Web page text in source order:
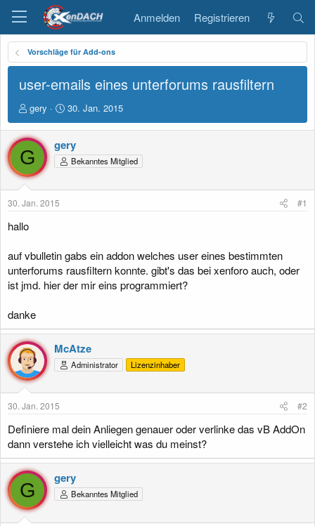
Anmelden Registrieren
Vorschläge für Add-ons
user-emails eines unterforums rausfiltern
E
r
s
t
e
l
l
r
gery
E
r
s
t
e
l
30. Jan. 2015
G
gery
Bekanntes Mitglied
30. Jan. 2015 #1
hallo
auf vbulletin gabs ein addon welches user eines bestimmten
unterforums rausfiltern konnte. gibt's das bei xenforo auch, oder
ist jmd. hier der mir eins programmiert?
danke
McAtze
Administrator Lizenzinhaber
30. Jan. 2015 #2
Definiere mal dein Anliegen genauer oder verlinke das vB AddOn
dann verstehe ich vielleicht was du meinst?
G
gery
Bekanntes Mitglied